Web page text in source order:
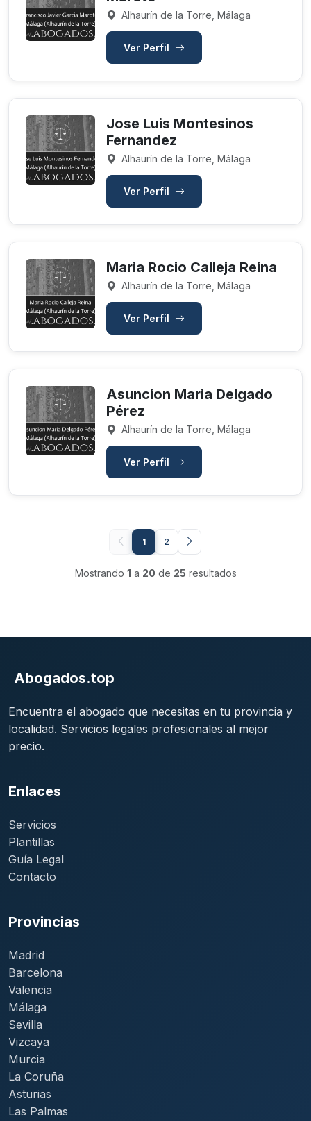
Alhaurín de la Torre, Málaga
Ver Perfil
Jose Luis Montesinos
Fernandez
Alhaurín de la Torre, Málaga
Ver Perfil
Maria Rocio Calleja Reina
Alhaurín de la Torre, Málaga
Ver Perfil
Asuncion Maria Delgado
Pérez
Alhaurín de la Torre, Málaga
Ver Perfil
1 2
Mostrando 1 a 20 de 25 resultados
Abogados.top
Encuentra el abogado que necesitas en tu provincia y
localidad. Servicios legales profesionales al mejor
precio.
Enlaces
Servicios
Plantillas
Guía Legal
Contacto
Provincias
Madrid
Barcelona
Valencia
Málaga
Sevilla
Vizcaya
Murcia
La Coruña
Asturias
Las Palmas